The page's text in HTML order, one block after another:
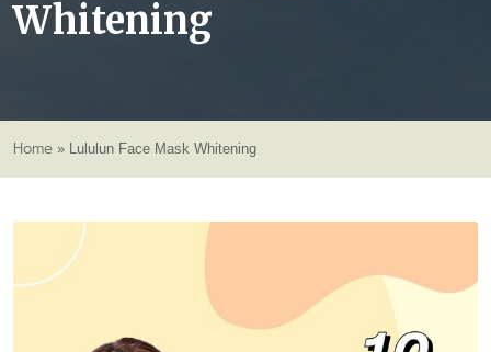
Whitening
Home » Lululun Face Mask Whitening